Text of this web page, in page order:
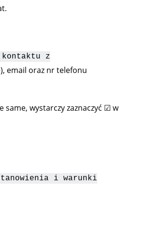
z
email oraz nr telefonu
same, wystarczy zaznaczyć ☑ w
i warunki